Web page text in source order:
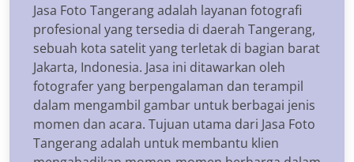
Jasa Foto Tangerang adalah layanan fotografi
profesional yang tersedia di daerah Tangerang,
sebuah kota satelit yang terletak di bagian barat
Jakarta, Indonesia. Jasa ini ditawarkan oleh
fotografer yang berpengalaman dan terampil
dalam mengambil gambar untuk berbagai jenis
momen dan acara. Tujuan utama dari Jasa Foto
Tangerang adalah untuk membantu klien